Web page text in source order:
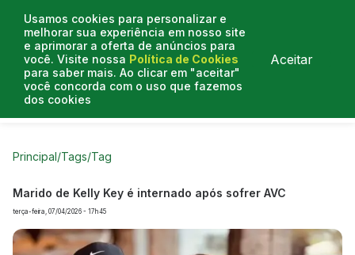
Usamos cookies para personalizar e
melhorar sua experiência em nosso site
e aprimorar a oferta de anúncios para
você. Visite nossa Política de Cookies
para saber mais. Ao clicar em "aceitar"
você concorda com o uso que fazemos
dos cookies
Aceitar
Curtas do Poder
Principal/Tags/Tag
Marido de Kelly Key é internado após sofrer AVC
terça-feira, 07/04/2026 - 17h45